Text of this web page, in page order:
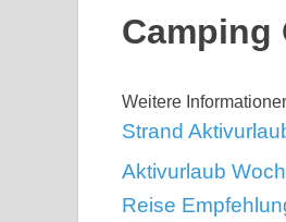
Camping
Weitere
Strand
Aktivurlaub
Reise